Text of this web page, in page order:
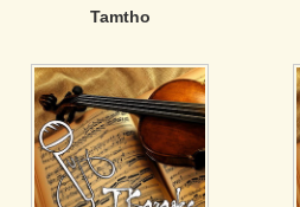
Tamtho